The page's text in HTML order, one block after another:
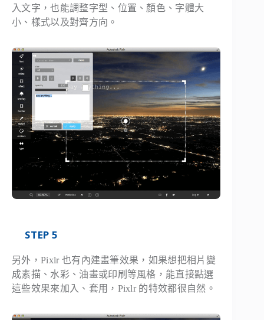
入文字，也能調整字型、位置、顏色、字體大
小、樣式以及對齊方向。
STEP 5
另外，Pixlr 也有內建畫筆效果，如果想把相片變
成素描、水彩、油畫或印刷等風格，能直接點選
這些效果來加入、套用，Pixlr 的特效都很自然。